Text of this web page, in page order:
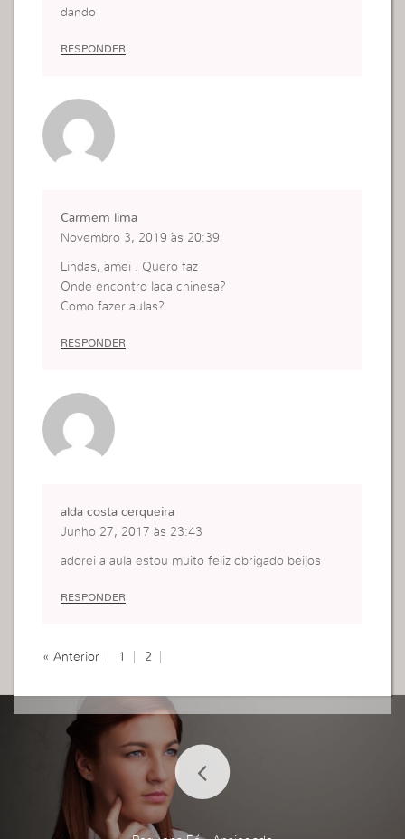
dando
RESPONDER
Carmem lima
Novembro 3, 2019 às 20:39
Lindas, amei . Quero faz
Onde encontro laca chinesa?
Como fazer aulas?
RESPONDER
alda costa cerqueira
Junho 27, 2017 às 23:43
adorei a aula estou muito feliz obrigado beijos
RESPONDER
« Anterior 1 2